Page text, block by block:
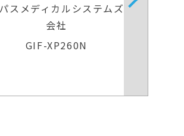
オリンパスメディカルシステムズ株式
GIF-H260